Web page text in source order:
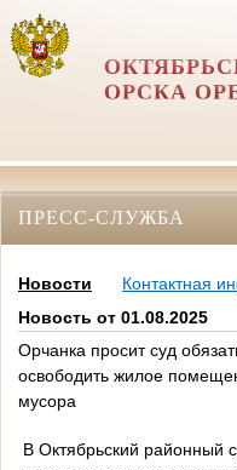
ОРСКА
ПРЕСС-СЛУЖБА
Новости
Контактная
Новость от 01.08.2025
Орчанка просит суд
освободить жилое
мусора
В Октябрьский районный